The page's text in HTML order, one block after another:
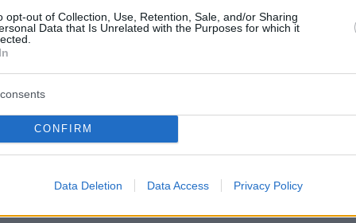
opt-out of Collection, Use, Retention, Sale, and/or Sharing
Data that Is Unrelated with the Purposes for which it
CONFIRM
Data Deletion Data Access Privacy Policy
Ειδήσεις
από την Ελλάδα και τον Κόσμο, τη
στο Protothema.gr
ΠΡΟΣΘΗΚΗ ΣΧΟΛΙΟΥ
σταλιά, 2χ 3 .. Καλώς τον παιχτάρά, η μεγαλύτερη